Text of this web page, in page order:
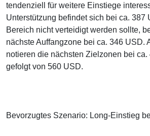
tendenziell für weitere Einstiege
Unterstützung befindet sich bei ca. 387
Bereich nicht verteidigt werden sollte,
nächste Auffangzone bei ca. 346 USD.
notieren die nächsten Zielzonen bei ca.
gefolgt von 560 USD.
Bevorzugtes Szenario: Long-Einstieg